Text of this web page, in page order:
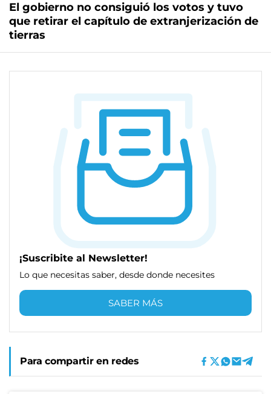
El gobierno no consiguió los votos y tuvo
que retirar el capítulo de extranjerización de
tierras
¡Suscribite al Newsletter!
Lo que necesitas saber, desde donde necesites
SABER MÁS
Para compartir en redes